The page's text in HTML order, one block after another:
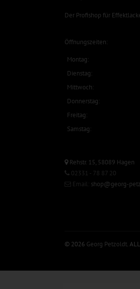
Der Profishop für
Öffnungszeiten:
Montag:
Dienstag:
Mittwoch:
Donnerstag:
Freitag:
Samstag:
Rehstr. 15, 58089 Hagen
02331 - 78 87 20
Email: shop@georg-
© 2026 Georg Petzoldt.